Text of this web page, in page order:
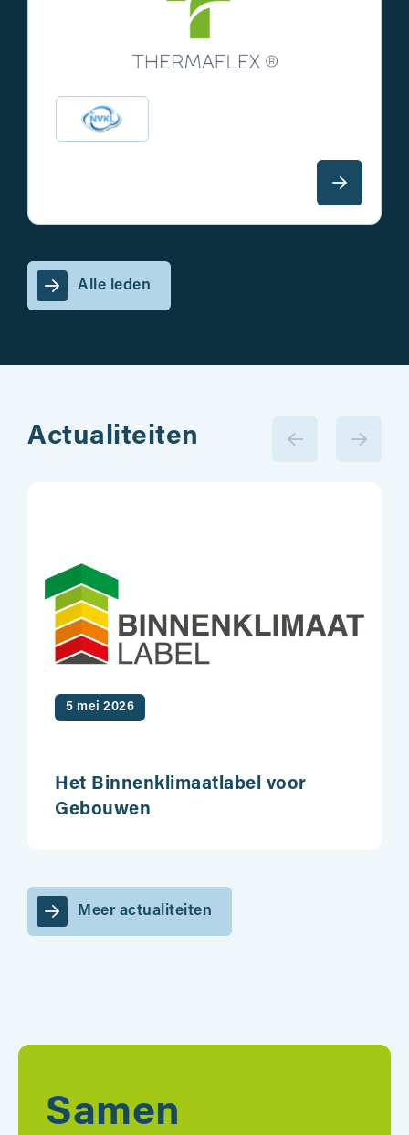
Alle leden
Actualiteiten
5 mei 2026
Het Binnenklimaatlabel voor
Gebouwen
Meer actualiteiten
Samen